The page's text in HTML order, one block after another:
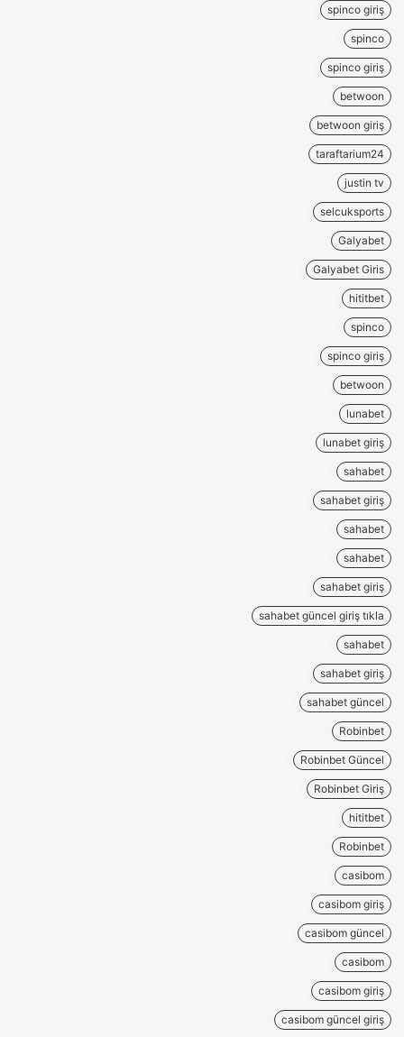
spinco giriş
spinco
spinco giriş
betwoon
betwoon giriş
taraftarium24
justin tv
selcuksports
Galyabet
Galyabet Giris
hititbet
spinco
spinco giriş
betwoon
lunabet
lunabet giriş
sahabet
sahabet giriş
sahabet
sahabet
sahabet giriş
sahabet güncel giriş tıkla
sahabet
sahabet giriş
sahabet güncel
Robinbet
Robinbet Güncel
Robinbet Giriş
hititbet
Robinbet
casibom
casibom giriş
casibom güncel
casibom
casibom giriş
casibom güncel giriş